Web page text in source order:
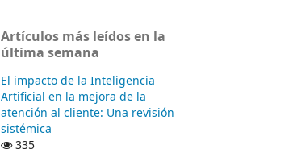
Artículos más leídos en la
última semana
El impacto de la Inteligencia
Artificial en la mejora de la
atención al cliente: Una revisión
sistémica
335